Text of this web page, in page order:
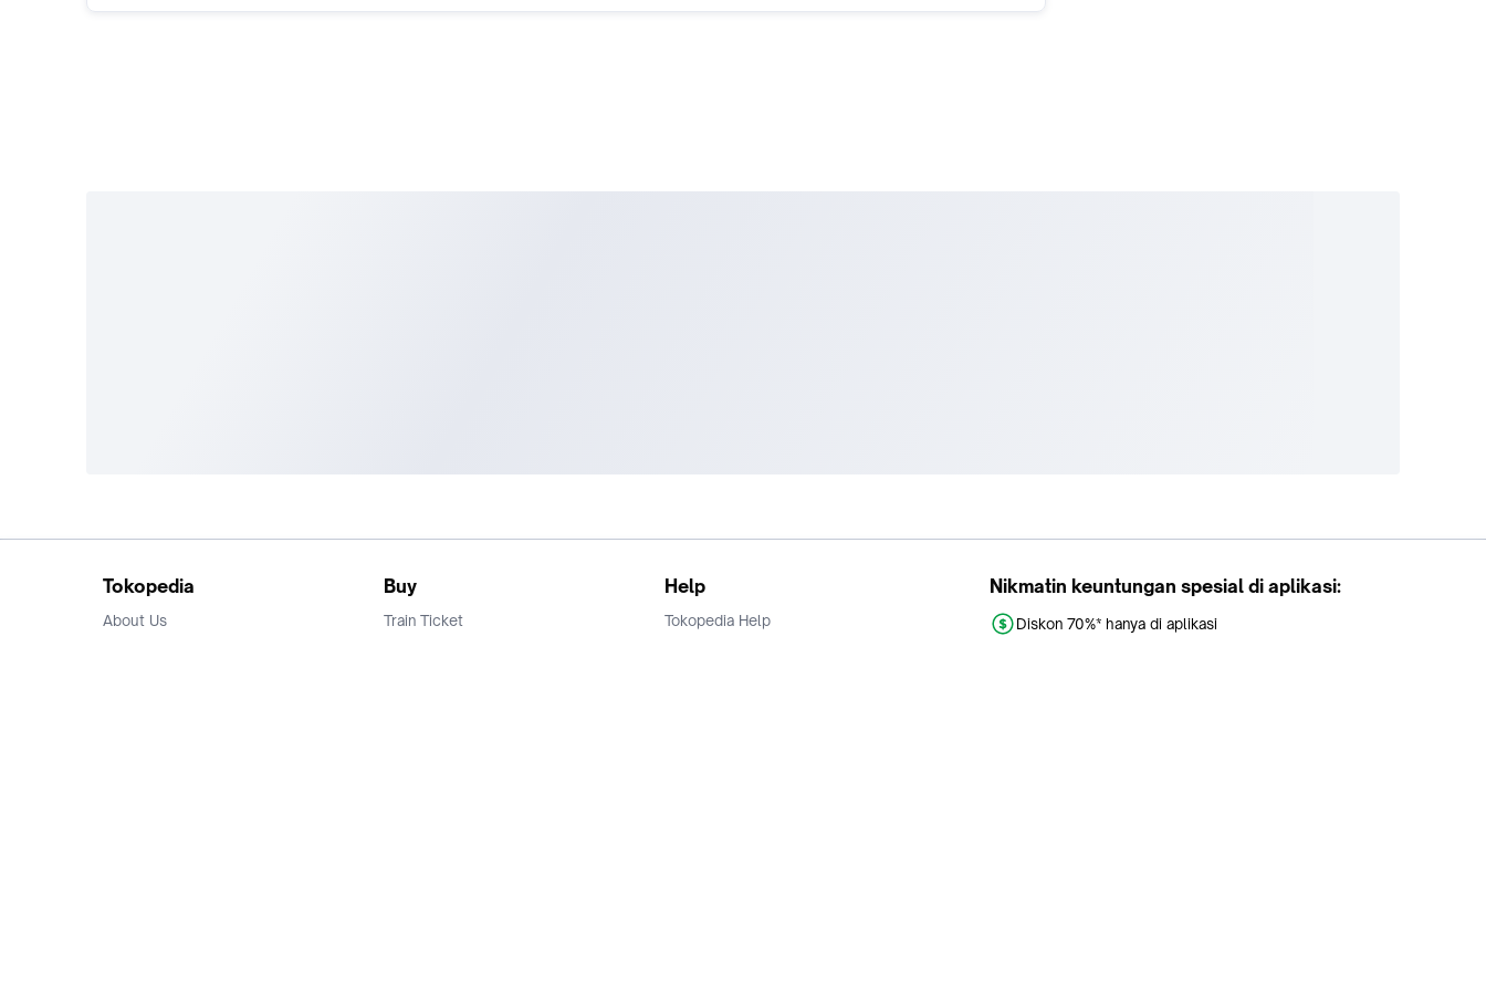
Tokopedia
About Us
Buy
Train Ticket
Help
Tokopedia Help
Nikmatin keuntungan spesial di aplikasi:
Diskon 70%* hanya di aplikasi